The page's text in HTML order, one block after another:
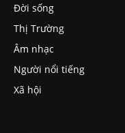
Đời sống
Thị Trường
Âm nhạc
Người nổi tiếng
Xã hội